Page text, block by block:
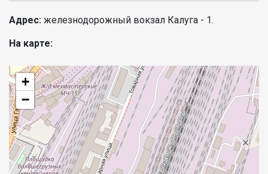
Адрес: железнодорожный вокзал Калуга - 1.
На карте:
+
−